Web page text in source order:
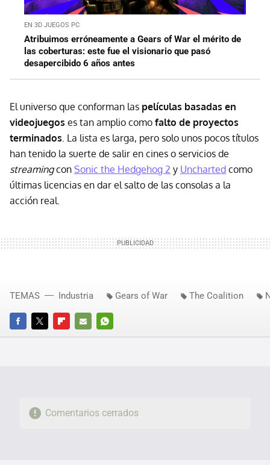
EN 3D JUEGOS PC
Atribuimos erróneamente a Gears of War el mérito de
las coberturas: este fue el visionario que pasó
desapercibido 6 años antes
El universo que conforman las películas basadas en
videojuegos es tan amplio como falto de proyectos
terminados . La lista es larga, pero solo unos pocos títulos
han tenido la suerte de salir en cines o servicios de
streamingcon Sonic the Hedgehog 2 y Uncharted como
últimas licencias en dar el salto de las consolas a la
acción real.
FACEBOOKTWITTERFLIPBOARD
E-
WHATSAPP
TEMAS Industria Gears of War The Coalition
Comentarios cerrados